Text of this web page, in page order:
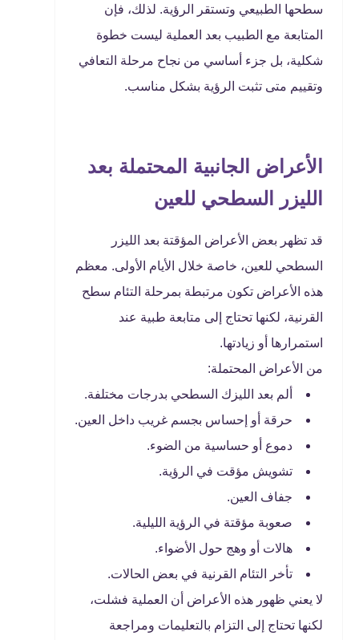
سطحها الطبيعي وتستقر الرؤية. لذلك، فإن
المتابعة مع الطبيب بعد العملية ليست خطوة
شكلية، بل جزء أساسي من نجاح مرحلة التعافي
وتقييم متى تثبت الرؤية بشكل مناسب.
الأعراض الجانبية المحتملة بعد
الليزر السطحي للعين
قد تظهر بعض الأعراض المؤقتة بعد الليزر
السطحي للعين، خاصة خلال الأيام الأولى. معظم
هذه الأعراض تكون مرتبطة بمرحلة التئام سطح
القرنية، لكنها تحتاج إلى متابعة طبية عند
استمرارها أو زيادتها.
من الأعراض المحتملة:
ألم بعد الليزك السطحي بدرجات مختلفة.
حرقة أو إحساس بجسم غريب داخل العين.
دموع أو حساسية من الضوء.
تشويش مؤقت في الرؤية.
جفاف العين.
صعوبة مؤقتة في الرؤية الليلية.
هالات أو وهج حول الأضواء.
تأخر التئام القرنية في بعض الحالات.
لا يعني ظهور هذه الأعراض أن العملية فشلت،
لكنها تحتاج إلى التزام بالتعليمات ومراجعة